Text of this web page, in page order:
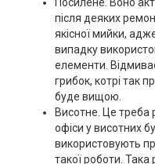
після деяких
якісної мийки,
випадку
елементи.
грибок, котрі так
буде вищою.
Висотне. Це треба
офіси у висотних
використовують
такої роботи.